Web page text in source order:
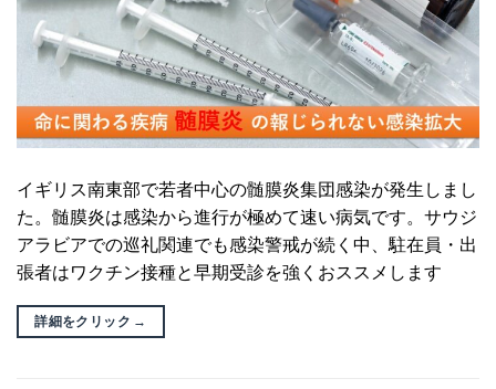
イギリス南東部で若者中心の髄膜炎集団感染が発生しまし
た。髄膜炎は感染から進行が極めて速い病気です。サウジ
アラビアでの巡礼関連でも感染警戒が続く中、駐在員・出
張者はワクチン接種と早期受診を強くおススメします
詳細をクリック →